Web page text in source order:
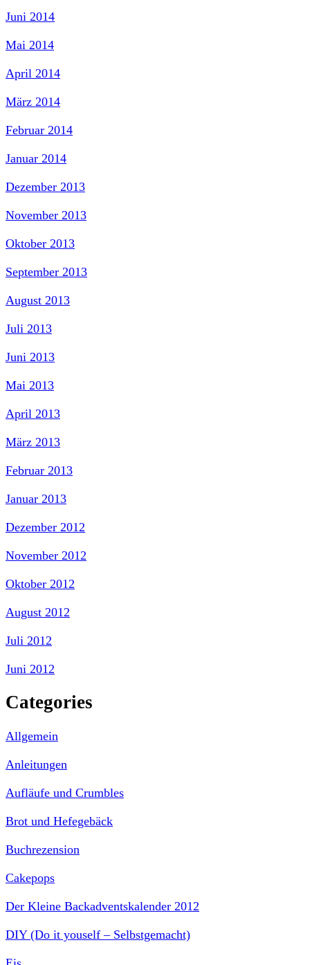
Juni 2014
Mai 2014
April 2014
März 2014
Februar 2014
Januar 2014
Dezember 2013
November 2013
Oktober 2013
September 2013
August 2013
Juli 2013
Juni 2013
Mai 2013
April 2013
März 2013
Februar 2013
Januar 2013
Dezember 2012
November 2012
Oktober 2012
August 2012
Juli 2012
Juni 2012
Categories
Allgemein
Anleitungen
Aufläufe und Crumbles
Brot und Hefegebäck
Buchrezension
Cakepops
Der Kleine Backadventskalender 2012
DIY (Do it youself – Selbstgemacht)